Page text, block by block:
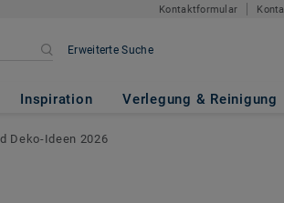
Kontaktformular
Erweiterte Suche
Inspiration Verlegung & Reinigung
Deko-Ideen 2026